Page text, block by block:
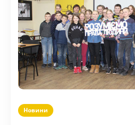
Новини